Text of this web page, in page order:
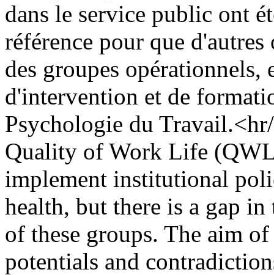
dans le service public ont
référence pour que
des groupes
d'intervention et de
Psychologie du
Quality of Work Life
implement institutional
health, but there is a gap
of these groups. The aim
potentials and